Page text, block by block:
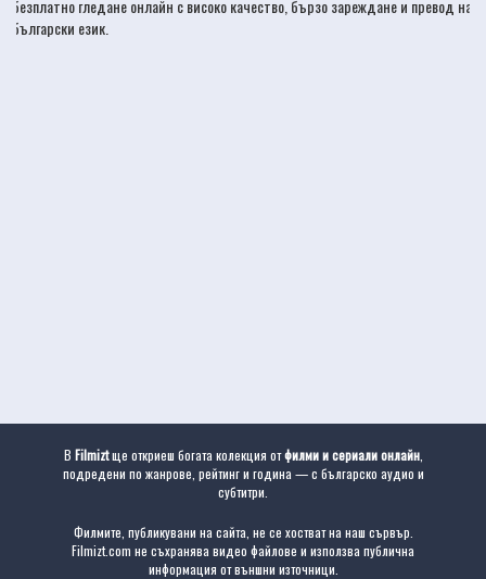
безплатно гледане онлайн с високо качество, бързо зареждане и превод на
български език.
В Filmiztще откриеш богата колекция отфилми и сериали онлайн,
подредени по жанрове, рейтинг и година — с българско аудио и
субтитри.
Филмите, публикувани на сайта, не се хостват на наш сървър.
Filmizt.com не съхранява видео файлове и използва публична
информация от външни източници.